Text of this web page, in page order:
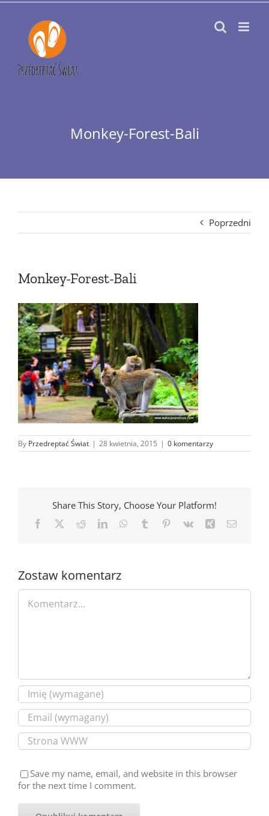
Przejdź
zawartości
Monkey-Forest-Bali
Poprzedni
Monkey-Forest-Bali
By Przedreptać Świat | 28 kwietnia, 2015 | 0 komentarzy
Share This Story, Choose Your Platform!
Facebook RedditLinkedInWhatsApp
Tumblr Pinterest
Vk Xing Email
Zostaw komentarz
Comment
Save my name, email, and website in this browser
for the next time I comment.